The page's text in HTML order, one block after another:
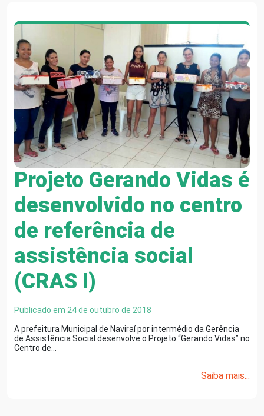
Projeto Gerando Vidas é
desenvolvido no centro
de referência de
assistência social
(CRAS I)
Publicado em 24 de outubro de 2018
A prefeitura Municipal de Naviraí por intermédio da Gerência
de Assistência Social desenvolve o Projeto “Gerando Vidas” no
Centro de…
Saiba mais...